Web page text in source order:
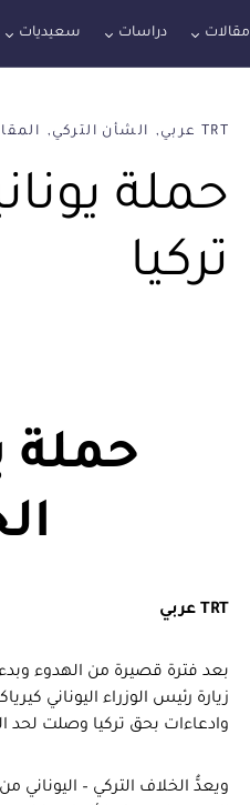
مقالات دراسات سعيديات
TRT عربي الشأن التركي
حملة
تركيا
حملة
TRT عربي
بعد فترة قصيرة من الهدوء وبدء
زيارة رئيس الوزراء اليوناني
وادعاءات بحق تركيا وصلت لحد
ويعدُّ الخلاف التركي – اليوناني